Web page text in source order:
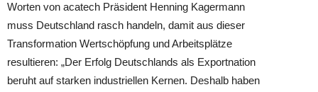
Worten von acatech Präsident Henning Kagermann
muss Deutschland rasch handeln, damit aus dieser
Transformation Wertschöpfung und Arbeitsplätze
resultieren: „Der Erfolg Deutschlands als Exportnation
beruht auf starken industriellen Kernen. Deshalb haben